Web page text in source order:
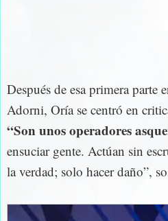
Después de esa primera parte
Adorni, Oría se centró en
“Son unos operadores
ensuciar gente. Actúan sin
la verdad; solo hacer daño”,